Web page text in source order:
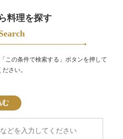
料理を探す
この条件で検索する」ボタンを押して
ださい。
む